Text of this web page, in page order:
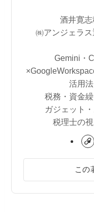
酒井寛
㈱アンジェラ
Gemini・
活用
税務・資金
ガジェット
税理士の
この